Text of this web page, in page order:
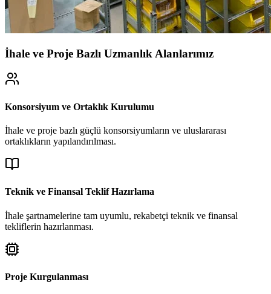
İhale ve Proje Bazlı Uzmanlık Alanlarımız
Konsorsiyum ve Ortaklık Kurulumu
İhale ve proje bazlı güçlü konsorsiyumların ve uluslararası
ortaklıkların yapılandırılması.
Teknik ve Finansal Teklif Hazırlama
İhale şartnamelerine tam uyumlu, rekabetçi teknik ve finansal
tekliflerin hazırlanması.
Proje Kurgulanması